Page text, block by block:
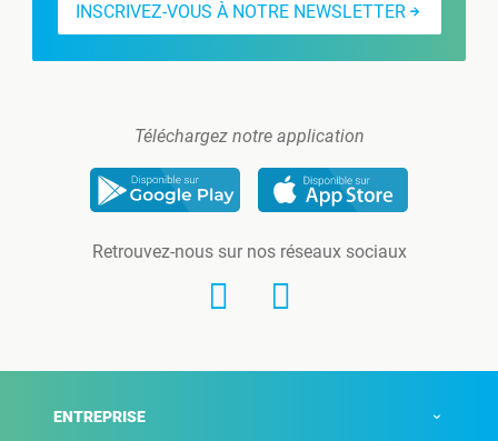
INSCRIVEZ-VOUS À NOTRE NEWSLETTER
Téléchargez notre application
Retrouvez-nous sur nos réseaux sociaux
ENTREPRISE